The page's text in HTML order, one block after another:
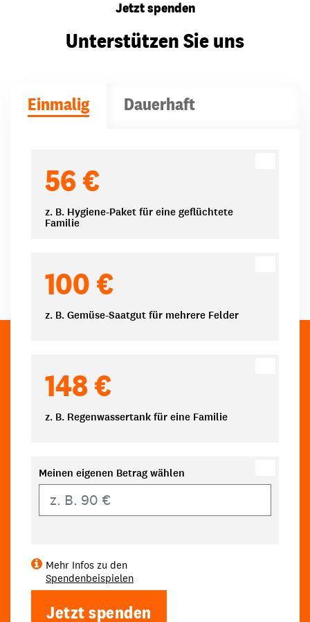
Jetzt spenden
Unterstützen Sie uns
Einmalig Dauerhaft
56 €
z. B. Hygiene-Paket für eine geflüchtete
Familie
100 €
z. B. Gemüse-Saatgut für mehrere Felder
148 €
z. B. Regenwassertank für eine Familie
Meinen eigenen Betrag wählen
Mehr Infos zu den
Spendenbeispielen
Jetzt spenden